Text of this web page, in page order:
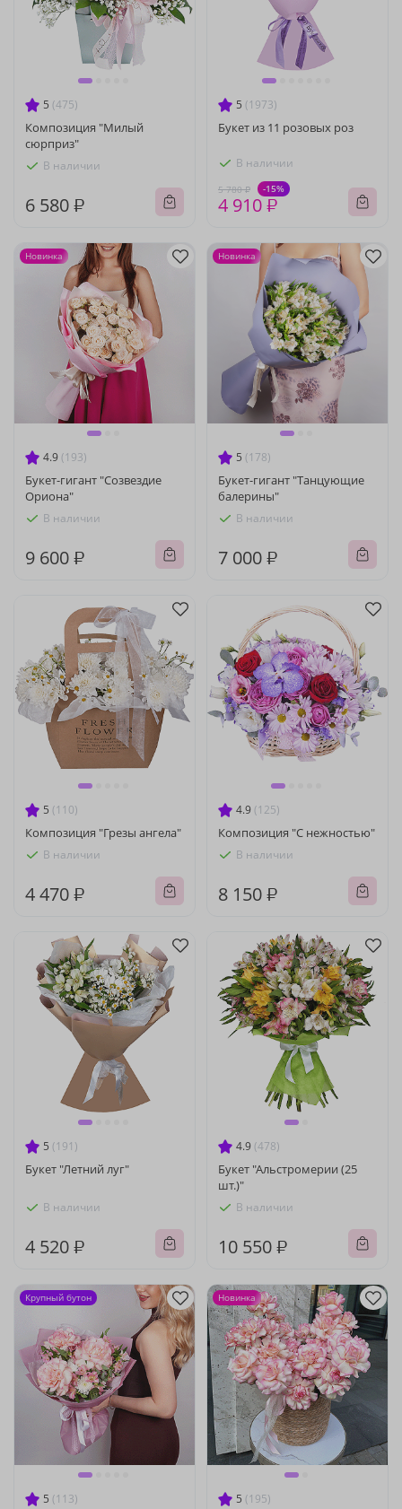
5 (475)
Композиция "Милый
сюрприз"
В наличии
6 580 ₽
5 (1973)
Букет из 11 розовых роз
В наличии
5 780 ₽ -15%
4 910 ₽
4.9 (193)
Букет-гигант "Созвездие
Ориона"
В наличии
9 600 ₽
Новинка
5 (178)
Букет-гигант "Танцующие
балерины"
В наличии
7 000 ₽
Новинка
5 (110)
Композиция "Грезы ангела"
В наличии
4 470 ₽
4.9 (125)
Композиция "С нежностью"
В наличии
8 150 ₽
5 (191)
Букет "Летний луг"
В наличии
4 520 ₽
4.9 (478)
Букет "Альстромерии (25
шт.)"
В наличии
10 550 ₽
5 (113)
Крупный бутон
5 (195)
Новинка